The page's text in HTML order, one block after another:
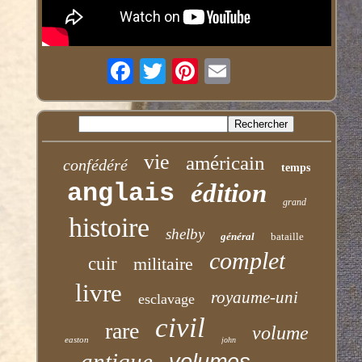
confédéré vie américain temps
anglais édition grand
histoire shelby général bataille
cuir militaire complet
livre esclavage royaume-uni
easton rare civil john volume